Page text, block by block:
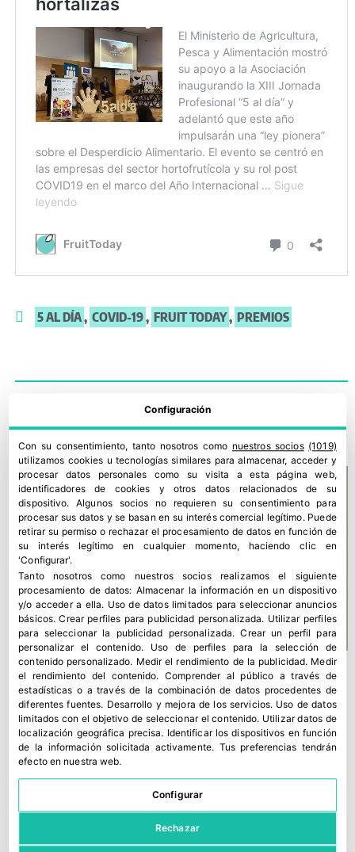
5 AL DÍA, COVID-19, FRUIT TODAY, PREMIOS
5 al Día premia la educación alimentaria en los colegios
Configuración
Con su consentimiento, tanto nosotros como nuestros socios (1019)
utilizamos cookies u tecnologías similares para almacenar, acceder y
procesar datos personales como su visita a esta página web,
identificadores de cookies y otros datos relacionados de su
dispositivo. Algunos socios no requieren su consentimiento para
procesar sus datos y se basan en su interés comercial legítimo. Puede
retirar su permiso o rechazar el procesamiento de datos en función de
su interés legítimo en cualquier momento, haciendo clic en
'Configurar'.
Tanto nosotros como nuestros socios realizamos el siguiente
procesamiento de datos: Almacenar la información en un dispositivo
y/o acceder a ella. Uso de datos limitados para seleccionar anuncios
básicos.Crear perfiles para publicidad personalizada. Utilizar perfiles
para seleccionar la publicidad personalizada.Crear un perfil para
personalizar el contenido. Uso de perfiles para la selección de
contenido personalizado. Medir el rendimiento de la publicidad. Medir
el rendimiento del contenido.Comprender al público a través de
estadísticas o a través de la combinación de datos procedentes de
diferentes fuentes. Desarrollo y mejora de los servicios. Uso de datos
limitados con el objetivo de seleccionar el contenido. Utilizar datos de
localización geográfica precisa. Identificar los dispositivos en función
de la información solicitada activamente. Tus preferencias tendrán
efecto en nuestra web.
Configurar
Rechazar